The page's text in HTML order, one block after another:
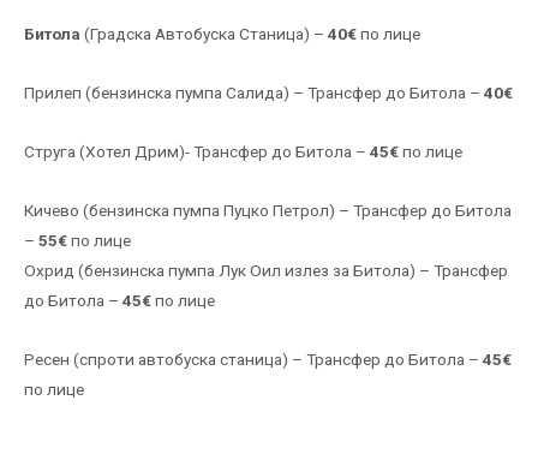
Битола (Градска Автобуска Станица) – 40€по лице
Прилеп (бензинска пумпа Салида) – Трансфер до Битола – 40€
Струга (Хотел Дрим)- Трансфер до Битола – 45€по лице
Кичево (бензинска пумпа Пуцко Петрол) – Трансфер до Битола
– 55€по лице
Охрид (бензинска пумпа Лук Оил излез за Битола) – Трансфер
до Битола – 45€по лице
Ресен (спроти автобуска станица) – Трансфер до Битола – 45€
по лице